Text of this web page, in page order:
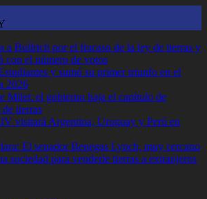
a Bullrich por el fracaso de la ley de tierras y
con el número de votos
y sumó su primer triunfo en el
2026
Milei: el gobierno baja el capítulo de
tierras
visitará Argentina, Uruguay y Perú en
El senador Benegas Lynch, muy cercano
sociedad para venderle tierras a extranjeros